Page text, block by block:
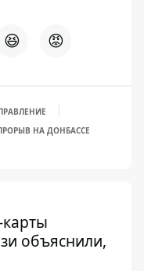
😆 😡
НА ДОНБАССЕ
объяснили,